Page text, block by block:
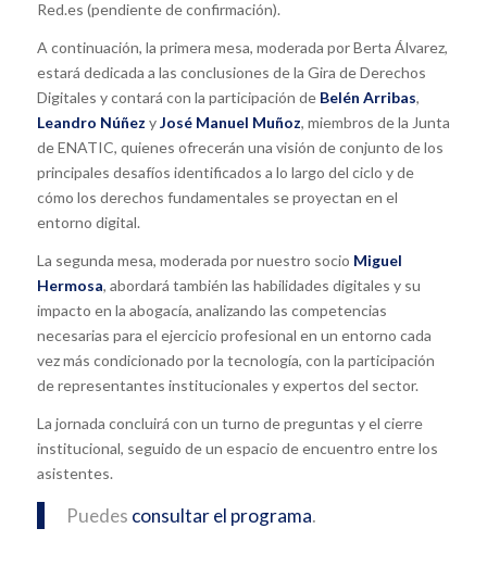
Red.es (pendiente de confirmación).
A continuación, la primera mesa, moderada por Berta Álvarez,
estará dedicada a las conclusiones de la Gira de Derechos
Digitales y contará con la participación de Belén Arribas,
Leandro Núñez yJosé Manuel Muñoz, miembros de la Junta
de ENATIC, quienes ofrecerán una visión de conjunto de los
principales desafíos identificados a lo largo del ciclo y de
cómo los derechos fundamentales se proyectan en el
entorno digital.
La segunda mesa, moderada por nuestro socio Miguel
Hermosa, abordará también las habilidades digitales y su
impacto en la abogacía, analizando las competencias
necesarias para el ejercicio profesional en un entorno cada
vez más condicionado por la tecnología, con la participación
de representantes institucionales y expertos del sector.
La jornada concluirá con un turno de preguntas y el cierre
institucional, seguido de un espacio de encuentro entre los
asistentes.
Puedes consultar el programa.